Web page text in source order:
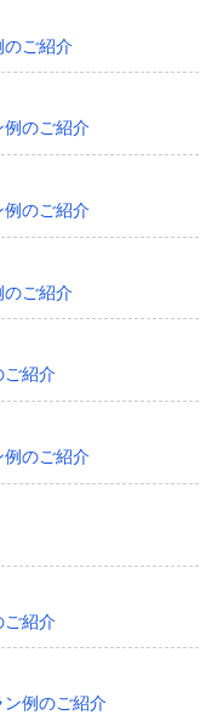
のご紹介
例のご紹介
例のご紹介
のご紹介
ご紹介
例のご紹介
ご紹介
例のご紹介